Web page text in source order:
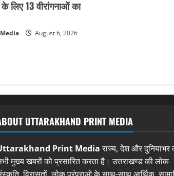
लिए 13 वीरांगनाओं का
August 6, 2026
UTTARAKHAND PRINT MEDIA
Print Mediaराज्य, देश और दुनियाभर
मुख्य खबरों को प्रसारित करता है। उत्तराखण्ड की लोक